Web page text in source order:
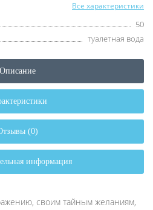
Все характеристики
50
туалетная вода
Описание
(0)
информация
своим тайным желаниям,